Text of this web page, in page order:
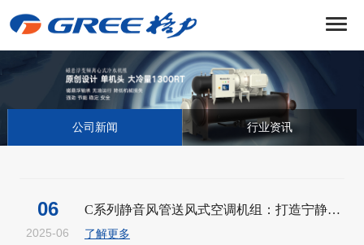
公司新闻 行业资讯
06
2025-06
C系列静音风管送风式空调机组：打造宁静高...
了解更多